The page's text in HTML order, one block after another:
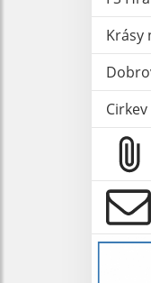
Krásy